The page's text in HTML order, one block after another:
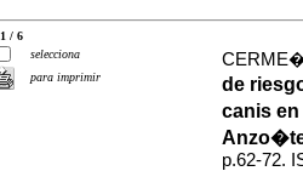
1 / 6
selecciona
para imprimir
de
canis
p.62-72.